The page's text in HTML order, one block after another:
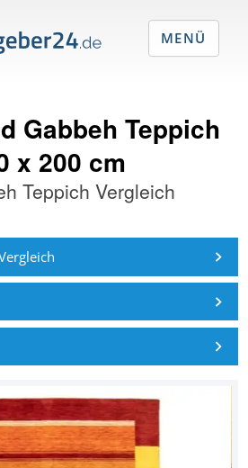
Gabbeh Teppich
x 200 cm
Teppich Vergleich
MENÜ